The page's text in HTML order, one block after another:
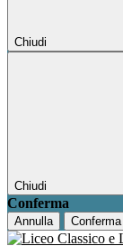
Chiudi
Chiudi
Conferma
Annulla Conferma